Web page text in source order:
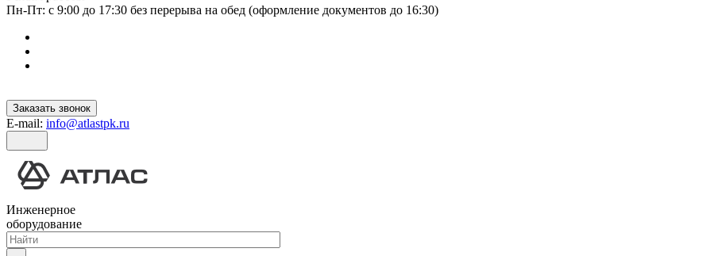
Пн-Пт: с 9:00 до 17:30 без перерыва на обед (оформление документов до 16:30)
Заказать звонок
E-mail: info@atlastpk.ru
Инженерное
оборудование